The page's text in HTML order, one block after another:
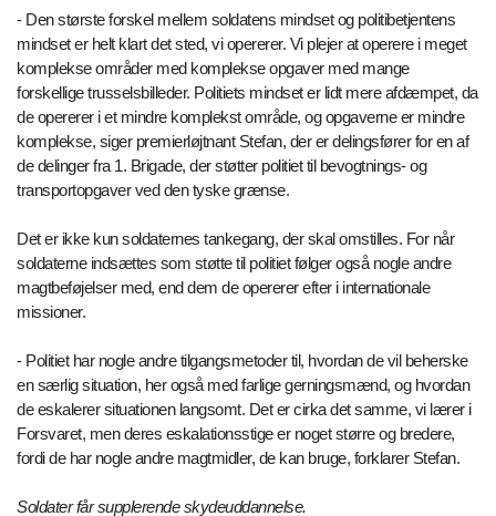
- Den største forskel mellem soldatens mindset og politibetjentens
mindset er helt klart det sted, vi opererer. Vi plejer at operere i meget
komplekse områder med komplekse opgaver med mange
forskellige trusselsbilleder. Politiets mindset er lidt mere afdæmpet, da
de opererer i et mindre komplekst område, og opgaverne er mindre
komplekse, siger premierløjtnant Stefan, der er delingsfører for en af
de delinger fra 1. Brigade, der støtter politiet til bevogtnings- og
transportopgaver ved den tyske grænse.
Det er ikke kun soldaternes tankegang, der skal omstilles. For når
soldaterne indsættes som støtte til politiet følger også nogle andre
magtbeføjelser med, end dem de opererer efter i internationale
missioner.
- Politiet har nogle andre tilgangsmetoder til, hvordan de vil beherske
en særlig situation, her også med farlige gerningsmænd, og hvordan
de eskalerer situationen langsomt. Det er cirka det samme, vi lærer i
Forsvaret, men deres eskalationsstige er noget større og bredere,
fordi de har nogle andre magtmidler, de kan bruge, forklarer Stefan.
Soldater får supplerende skydeuddannelse.